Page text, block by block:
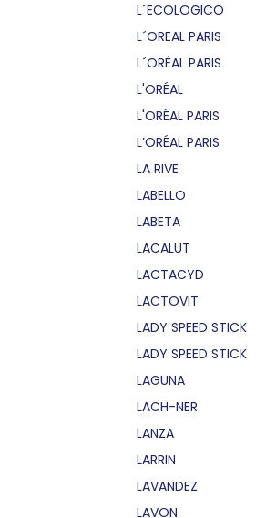
L´ECOLOGICO
L´OREAL PARIS
L´ORÉAL PARIS
L'ORÉAL
L'ORÉAL PARIS
L’ORÉAL PARIS
LA RIVE
LABELLO
LABETA
LACALUT
LACTACYD
LACTOVIT
LADY SPEED STICK
LADY SPEED STICK
LAGUNA
LACH-NER
LANZA
LARRIN
LAVANDEZ
LAVON